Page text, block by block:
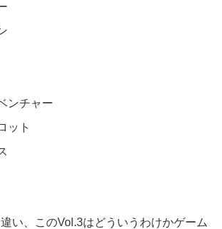
ンチャー
ット
い、このVol.3はどういうわけかゲーム